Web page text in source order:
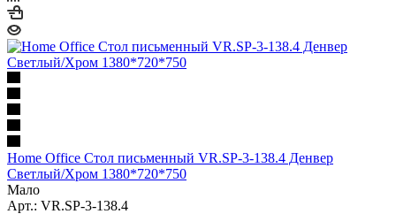
Home Office Стол письменный VR.SP-3-138.4 Денвер
Светлый/Хром 1380*720*750
Мало
Арт.: VR.SP-3-138.4